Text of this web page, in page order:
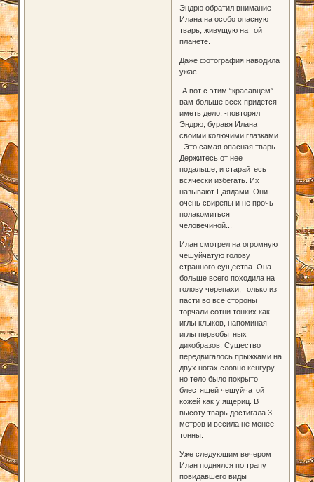
Эндрю обратил внимание
Илана на особо опасную
тварь, живущую на той
планете.
Даже фотография наводила
ужас.
-А вот с этим “красавцем”
вам больше всех придется
иметь дело, -повторял
Эндрю, буравя Илана
своими колючими глазками.
–Это самая опасная тварь.
Держитесь от нее
подальше, и старайтесь
всячески избегать. Их
называют Цаядами. Они
очень свирепы и не прочь
полакомиться
человечиной...
Илан смотрел на огромную
чешуйчатую голову
странного существа. Она
больше всего походила на
голову черепахи, только из
пасти во все стороны
торчали сотни тонких как
иглы клыков, напоминая
иглы первобытных
дикобразов. Существо
передвигалось прыжками на
двух ногах словно кенгуру,
но тело было покрыто
блестящей чешуйчатой
кожей как у ящериц. В
высоту тварь достигала 3
метров и весила не менее
тонны.
Уже следующим вечером
Илан поднялся по трапу
повидавшего виды